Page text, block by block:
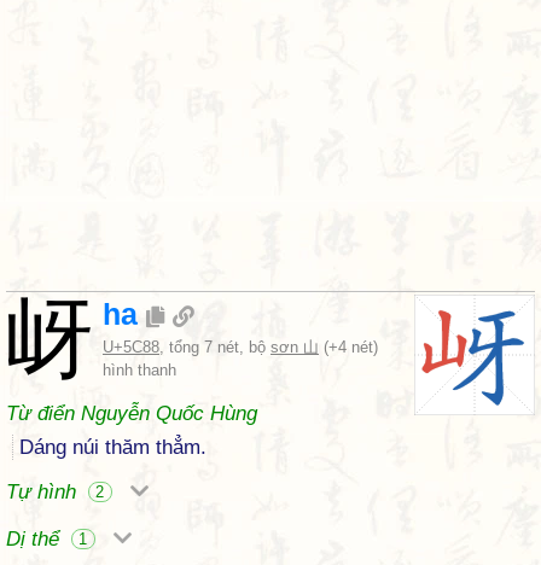
岈 ha
U+5C88, tổng 7 nét, bộ sơn 山 (+4 nét)
hình thanh
Từ điển Nguyễn Quốc Hùng
Dáng núi thăm thẳm.
Tự hình
2
Dị thể 1